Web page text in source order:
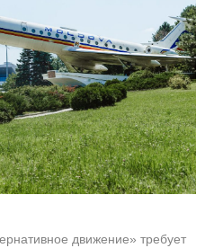
движение» требует